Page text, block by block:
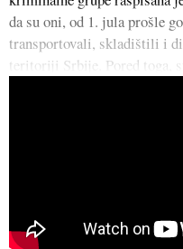
da su oni, od 1. jula prošle
transportovali, skladištili i
teritoriji Srbije. Pored toga,